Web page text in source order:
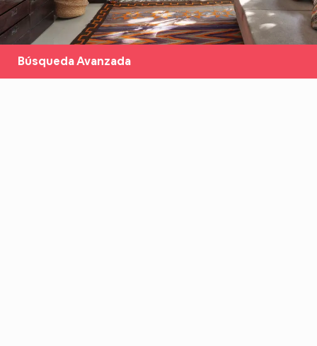
Búsqueda Avanzada